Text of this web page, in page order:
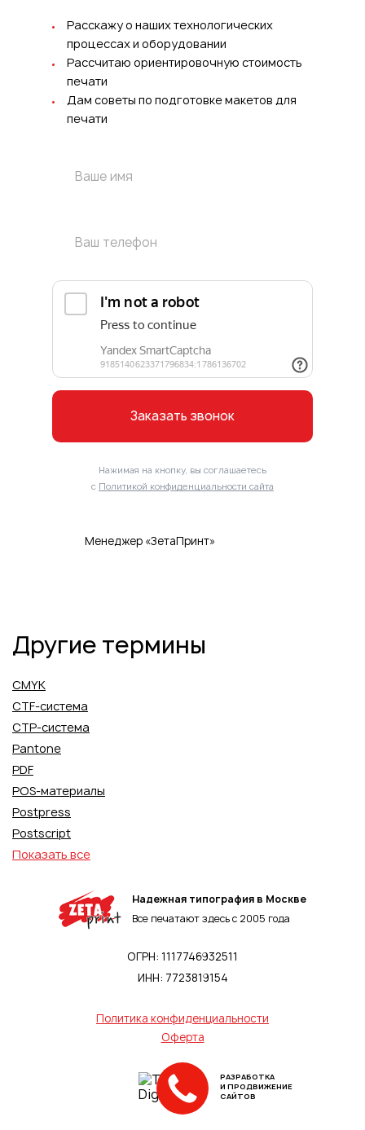
Менеджер «ЗетаПринт»
Расскажу о наших технологических
процессах и оборудовании
Рассчитаю ориентировочную стоимость
печати
Дам советы по подготовке макетов для
печати
Заказать звонок
Нажимая на кнопку, вы соглашаетесь
с Политикой конфиденциальности сайта
Другие термины
CMYK
CTF-система
CTP-система
Pantone
PDF
POS-материалы
Postpress
Postscript
Показать все
Надежная типография в Москве
Все печатают здесь с 2005 года
ОГРН: 1117746932511
ИНН: 7723819154
Политика конфиденциальности
Оферта
РАЗРАБОТКА
И ПРОДВИЖЕНИЕ
САЙТОВ